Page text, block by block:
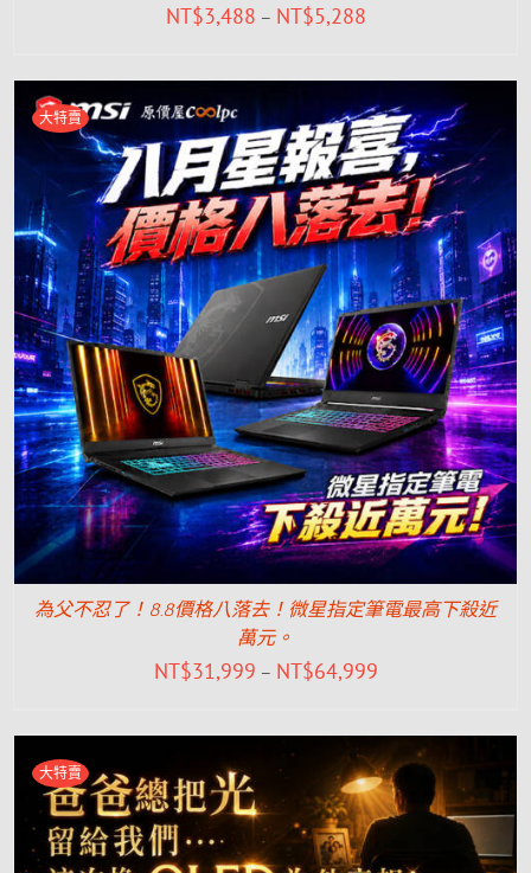
NT$3,488 – NT$5,288
大特賣
為父不忍了！8.8價格八落去！微星指定筆電最高下殺近
萬元。
NT$31,999 – NT$64,999
大特賣